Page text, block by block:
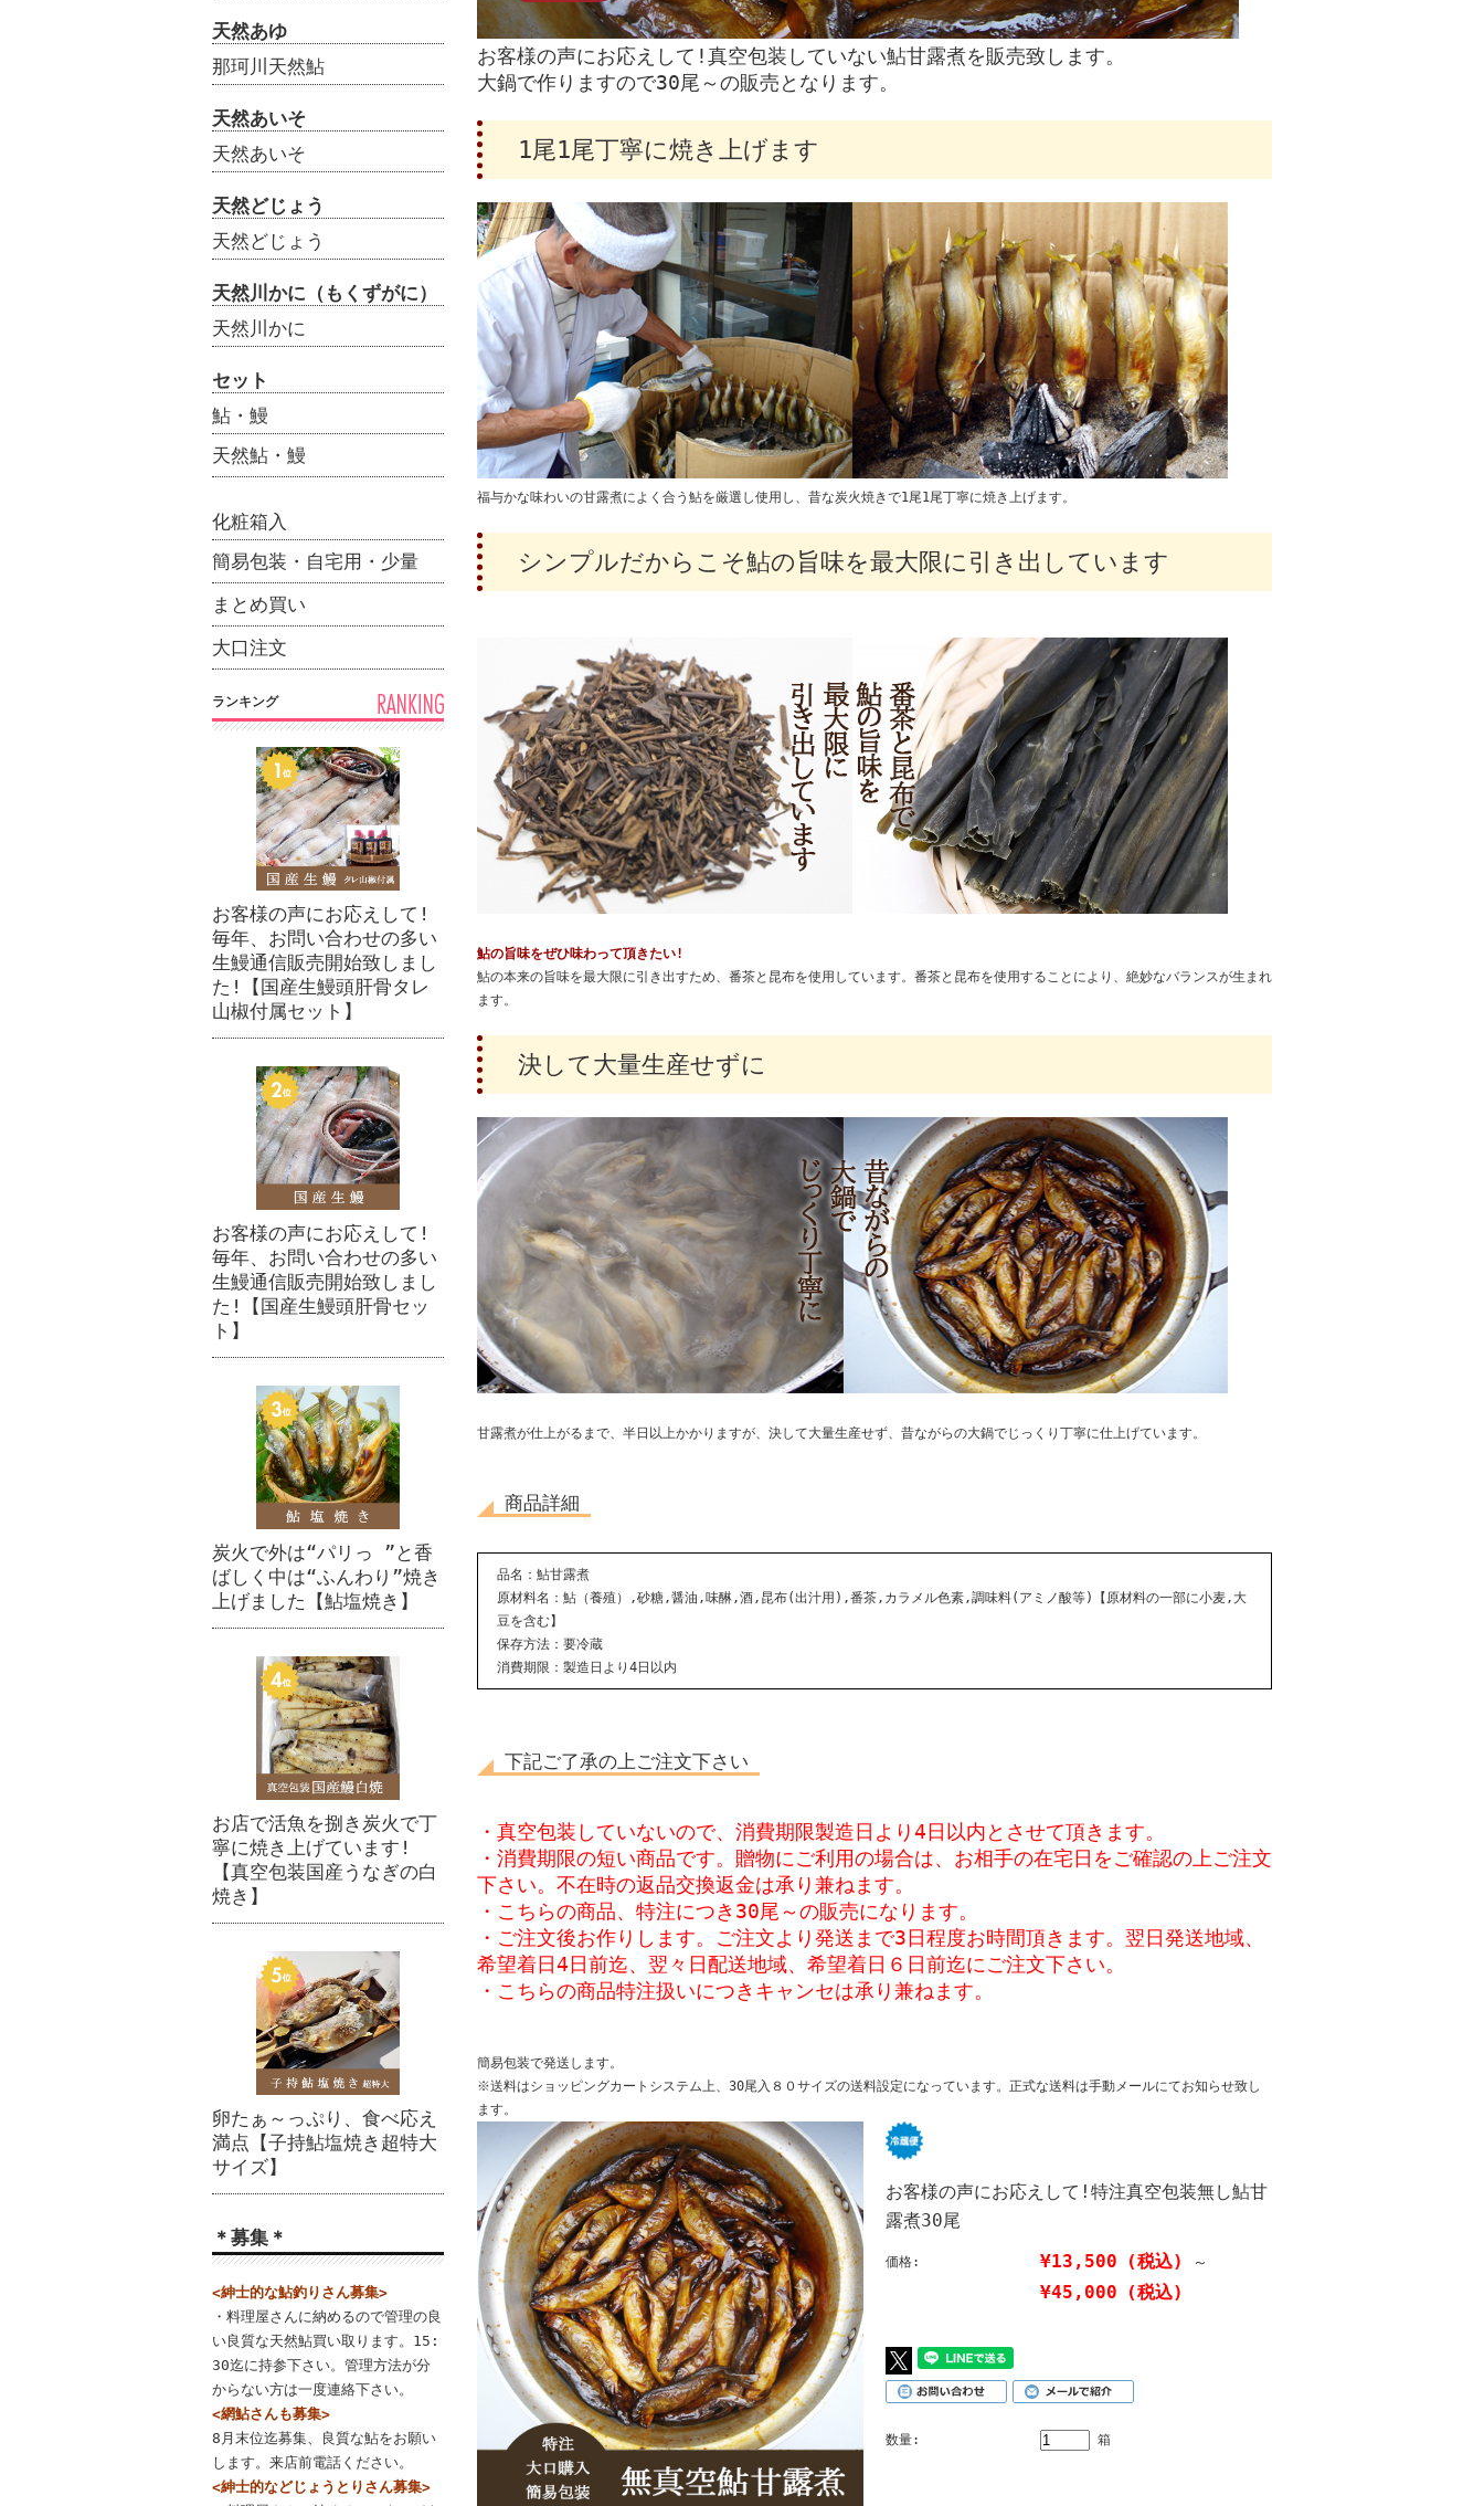
お客様の声にお応えして!真空包装していない鮎甘露煮を販売致します。
大鍋で作りますので30尾～の販売となります。
1尾1尾丁寧に焼き上げます
福与かな味わいの甘露煮によく合う鮎を厳選し使用し、昔な炭火焼きで1尾1尾丁寧に焼き上げます。
シンプルだからこそ鮎の旨味を最大限に引き出しています
鮎の旨味をぜひ味わって頂きたい!
鮎の本来の旨味を最大限に引き出すため、番茶と昆布を使用しています。番茶と昆布を使用することにより、絶妙なバランスが生まれ
ます。
決して大量生産せずに
甘露煮が仕上がるまで、半日以上かかりますが、決して大量生産せず、昔ながらの大鍋でじっくり丁寧に仕上げています。
商品詳細
品名：鮎甘露煮
原材料名：鮎（養殖）,砂糖,醤油,味醂,酒,昆布(出汁用),番茶,カラメル色素,調味料(アミノ酸等)【原材料の一部に小麦,大
豆を含む】
保存方法：要冷蔵
消費期限：製造日より4日以内
下記ご了承の上ご注文下さい
・真空包装していないので、消費期限製造日より4日以内とさせて頂きます。
・消費期限の短い商品です。贈物にご利用の場合は、お相手の在宅日をご確認の上ご注文
下さい。不在時の返品交換返金は承り兼ねます。
・こちらの商品、特注につき30尾～の販売になります。
・ご注文後お作りします。ご注文より発送まで3日程度お時間頂きます。翌日発送地域、
希望着日4日前迄、翌々日配送地域、希望着日６日前迄にご注文下さい。
・こちらの商品特注扱いにつきキャンセは承り兼ねます。
簡易包装で発送します。
※送料はショッピングカートシステム上、30尾入８０サイズの送料設定になっています。正式な送料は手動メールにてお知らせ致し
ます。
お客様の声にお応えして!特注真空包装無し鮎甘
露煮30尾
価格: ¥13,500 (税込) ～
¥45,000 (税込)
数量: 箱
天然あゆ
那珂川天然鮎
天然あいそ
天然あいそ
天然どじょう
天然どじょう
天然川かに（もくずがに）
天然川かに
セット
鮎・鰻
天然鮎・鰻
化粧箱入
簡易包装・自宅用・少量
まとめ買い
大口注文
ランキング
お客様の声にお応えして!
毎年、お問い合わせの多い
生鰻通信販売開始致しまし
た!【国産生鰻頭肝骨タレ
山椒付属セット】
お客様の声にお応えして!
毎年、お問い合わせの多い
生鰻通信販売開始致しまし
た!【国産生鰻頭肝骨セッ
ト】
炭火で外は“パリっ ”と香
ばしく中は“ふんわり”焼き
上げました【鮎塩焼き】
お店で活魚を捌き炭火で丁
寧に焼き上げています!
【真空包装国産うなぎの白
焼き】
卵たぁ～っぷり、食べ応え
満点【子持鮎塩焼き超特大
サイズ】
＊募集＊
<紳士的な鮎釣りさん募集>
・料理屋さんに納めるので管理の良
い良質な天然鮎買い取ります。15:
30迄に持参下さい。管理方法が分
からない方は一度連絡下さい。
<網鮎さんも募集>
8月末位迄募集、良質な鮎をお願い
します。来店前電話ください。
<紳士的などじょうとりさん募集>